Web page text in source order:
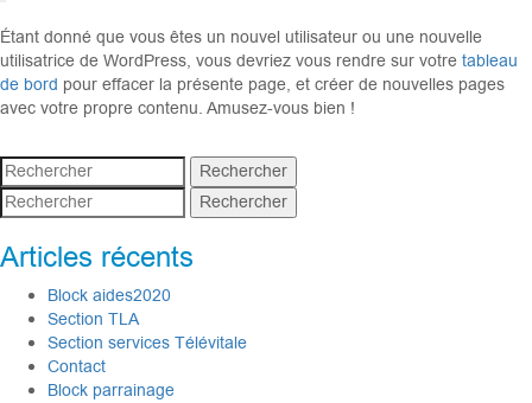
Étant donné que vous êtes un nouvel utilisateur ou une nouvelle
utilisatrice de WordPress, vous devriez vous rendre sur votre tableau
de bord pour effacer la présente page, et créer de nouvelles pages
avec votre propre contenu. Amusez-vous bien !
Rechercher
Rechercher
Articles récents
Block aides2020
Section TLA
Section services Télévitale
Contact
Block parrainage